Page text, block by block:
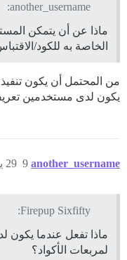
another_username:
ماذا عن أن يتمكن
الخاصة به للكود/
من المحتمل أن يكون
يكون لدى مستخدمين
another_username 29 يوليو 2024، 6:54م 9
Firepup Sixfifty:
ماذا تفعل عندما يكون
لمربعات الأكواد؟